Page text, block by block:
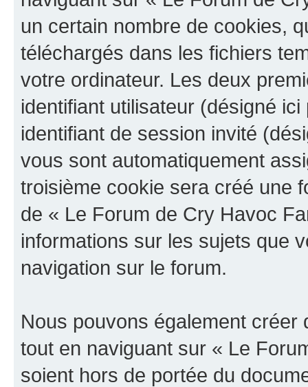
un certain nombre de cookies,
téléchargés dans les fichiers
votre ordinateur. Les deux
identifiant utilisateur (désigné
identifiant de session invité
vous sont automatiquement
troisième cookie sera créé une
de « Le Forum de Cry Havoc
informations sur les sujets que
navigation sur le forum.
Nous pouvons également
tout en naviguant sur « Le
soient hors de portée du